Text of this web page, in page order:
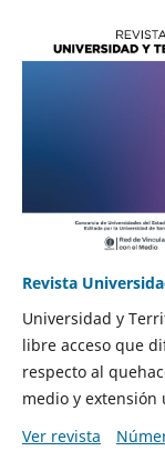
Revista
Universidad y
libre acceso que
respecto al
medio y extensión
Ver revista